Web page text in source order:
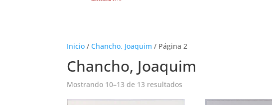
Inicio /Chancho, Joaquim / Página 2
Chancho, Joaquim
Mostrando 10–13 de 13 resultados